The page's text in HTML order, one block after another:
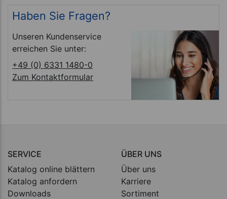
Haben Sie Fragen?
Unseren Kundenservice
erreichen Sie unter:
+49 (0) 6331 1480-0
Zum Kontaktformular
SERVICE
Katalog online blättern
Katalog anfordern
Downloads
ÜBER UNS
Über uns
Karriere
Sortiment